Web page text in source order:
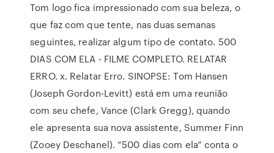
Tom logo fica impressionado com sua beleza, o
que faz com que tente, nas duas semanas
seguintes, realizar algum tipo de contato. 500
DIAS COM ELA - FILME COMPLETO. RELATAR
ERRO. x. Relatar Erro. SINOPSE: Tom Hansen
(Joseph Gordon-Levitt) está em uma reunião
com seu chefe, Vance (Clark Gregg), quando
ele apresenta sua nova assistente, Summer Finn
(Zooey Deschanel). “500 dias com ela” conta o